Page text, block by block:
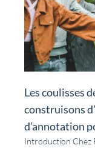
Les coulisses
construisons
d’annotation
Introduction Chez